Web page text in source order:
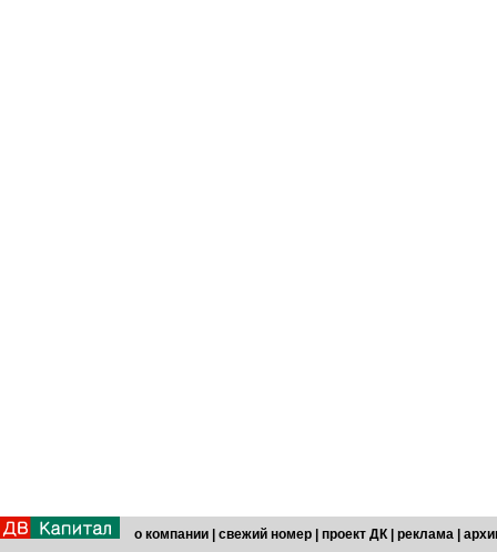
о компании свежий номер проект ДК реклама